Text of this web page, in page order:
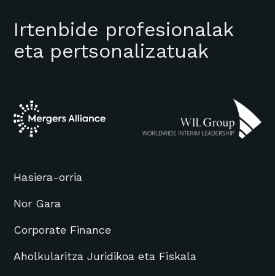
Irtenbide profesionalak
eta pertsonalizatuak
Hasiera-orria
Nor Gara
Corporate Finance
Aholkularitza Juridikoa eta Fiskala